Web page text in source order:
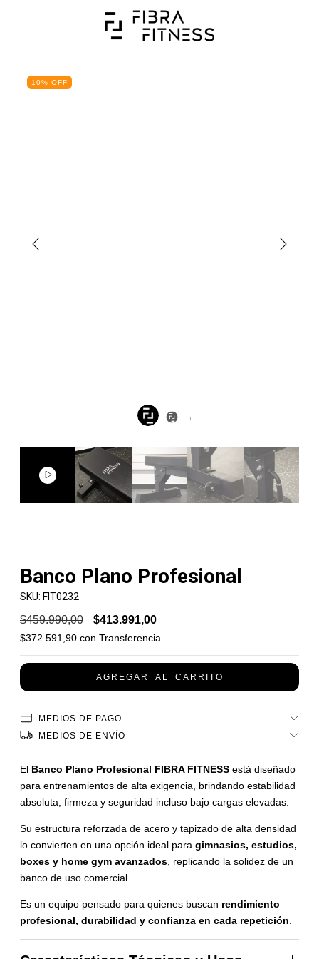
10% OFF
Banco Plano Profesional
SKU: FIT0232
$459.990,00 $413.991,00
$372.591,90 con Transferencia
MEDIOS DE PAGO
MEDIOS DE ENVÍO
El Banco Plano Profesional FIBRA FITNESS está diseñado
para entrenamientos de alta exigencia, brindando estabilidad
absoluta, firmeza y seguridad incluso bajo cargas elevadas.
Su estructura reforzada de acero y tapizado de alta densidad
lo convierten en una opción ideal para gimnasios, estudios,
boxes y home gym avanzados , replicando la solidez de un
banco de uso comercial.
Es un equipo pensado para quienes buscan rendimiento
profesional, durabilidad y confianza en cada repetición